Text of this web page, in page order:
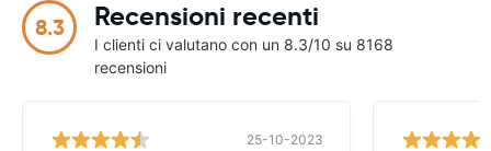
8.3 Recensioni recenti
I clienti ci valutano con un 8.3/10 su 8168
recensioni
25-10-2023